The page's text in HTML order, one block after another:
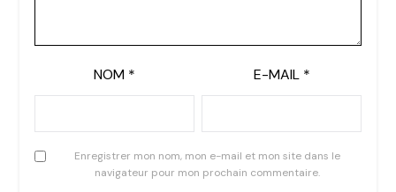
NOM * E-MAIL *
Enregistrer mon nom, mon e-mail et mon site dans le
navigateur pour mon prochain commentaire.